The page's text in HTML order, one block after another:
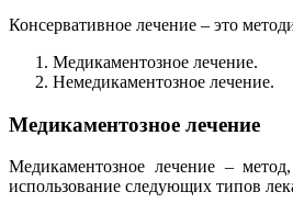
Консервативное лечение – это
Медикаментозное лечение.
Немедикаментозное лечение.
Медикаментозное лечение
Медикаментозное лечение –
использование следующих типов